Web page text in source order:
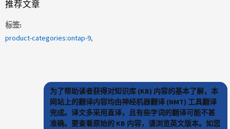
推荐文章
标签
product-categories:ontap-9
为了帮助读者获得对知识库 (KB) 内容的基本了解，本
网站上的翻译内容均由神经机器翻译 (NMT) 工具翻译
完成。译文多采用直译，且有些字词的翻译可能不甚
准确。要查看原始的 KB 内容，请浏览英文版本。如您